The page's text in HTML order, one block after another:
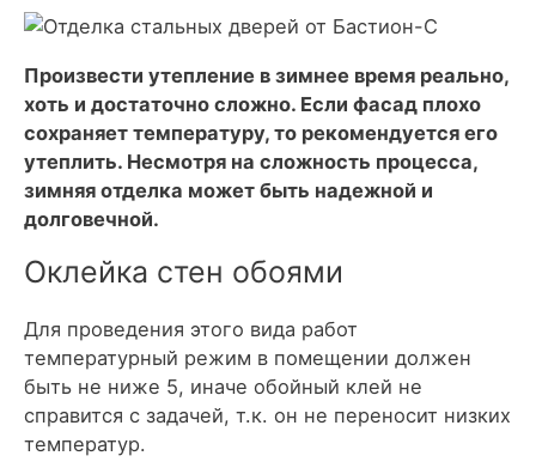
Произвести утепление в зимнее время реально,
хоть и достаточно сложно. Если фасад плохо
сохраняет температуру, то рекомендуется его
утеплить. Несмотря на сложность процесса,
зимняя отделка может быть надежной и
долговечной.
Оклейка стен обоями
Для проведения этого вида работ
температурный режим в помещении должен
быть не ниже 5, иначе обойный клей не
справится с задачей, т.к. он не переносит низких
температур.